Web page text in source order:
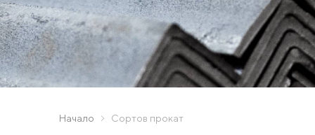
Начало Сортов прокат